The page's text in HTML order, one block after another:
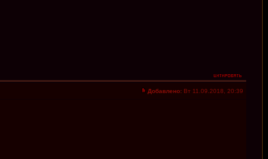
Добавлено: Вт 11.09.2018, 20:39